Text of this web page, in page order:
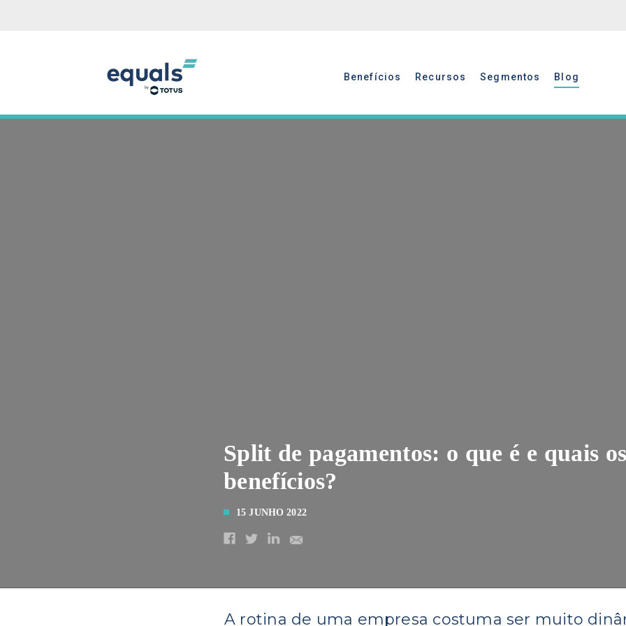
Benefícios Recursos Segmentos Blog
Split de pagamentos: o que é e quais os
benefícios?
15 JUNHO 2022
A rotina de uma empresa costuma ser muito